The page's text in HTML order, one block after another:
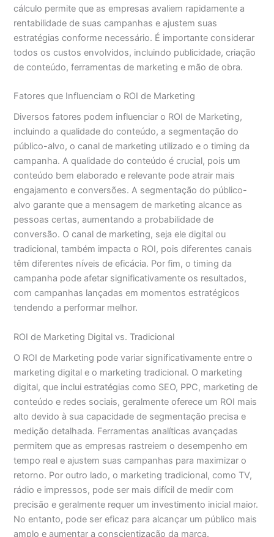
cálculo permite que as empresas avaliem rapidamente a
rentabilidade de suas campanhas e ajustem suas
estratégias conforme necessário. É importante considerar
todos os custos envolvidos, incluindo publicidade, criação
de conteúdo, ferramentas de marketing e mão de obra.
Fatores que Influenciam o ROI de Marketing
Diversos fatores podem influenciar o ROI de Marketing,
incluindo a qualidade do conteúdo, a segmentação do
público-alvo, o canal de marketing utilizado e o timing da
campanha. A qualidade do conteúdo é crucial, pois um
conteúdo bem elaborado e relevante pode atrair mais
engajamento e conversões. A segmentação do público-
alvo garante que a mensagem de marketing alcance as
pessoas certas, aumentando a probabilidade de
conversão. O canal de marketing, seja ele digital ou
tradicional, também impacta o ROI, pois diferentes canais
têm diferentes níveis de eficácia. Por fim, o timing da
campanha pode afetar significativamente os resultados,
com campanhas lançadas em momentos estratégicos
tendendo a performar melhor.
ROI de Marketing Digital vs. Tradicional
O ROI de Marketing pode variar significativamente entre o
marketing digital e o marketing tradicional. O marketing
digital, que inclui estratégias como SEO, PPC, marketing de
conteúdo e redes sociais, geralmente oferece um ROI mais
alto devido à sua capacidade de segmentação precisa e
medição detalhada. Ferramentas analíticas avançadas
permitem que as empresas rastreiem o desempenho em
tempo real e ajustem suas campanhas para maximizar o
retorno. Por outro lado, o marketing tradicional, como TV,
rádio e impressos, pode ser mais difícil de medir com
precisão e geralmente requer um investimento inicial maior.
No entanto, pode ser eficaz para alcançar um público mais
amplo e aumentar a conscientização da marca.